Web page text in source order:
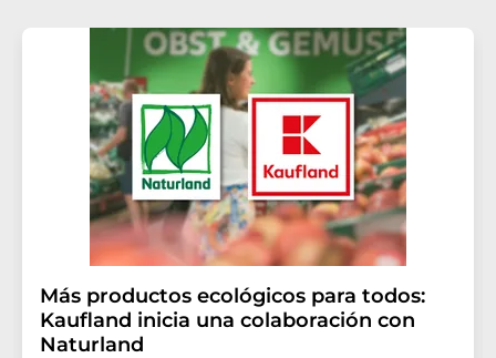
Más productos ecológicos para todos:
Kaufland inicia una colaboración con
Naturland